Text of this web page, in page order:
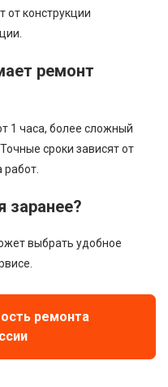
от конструкции
ремонт
1 часа, более сложный
сроки зависят от
заранее?
выбрать удобное
ремонта